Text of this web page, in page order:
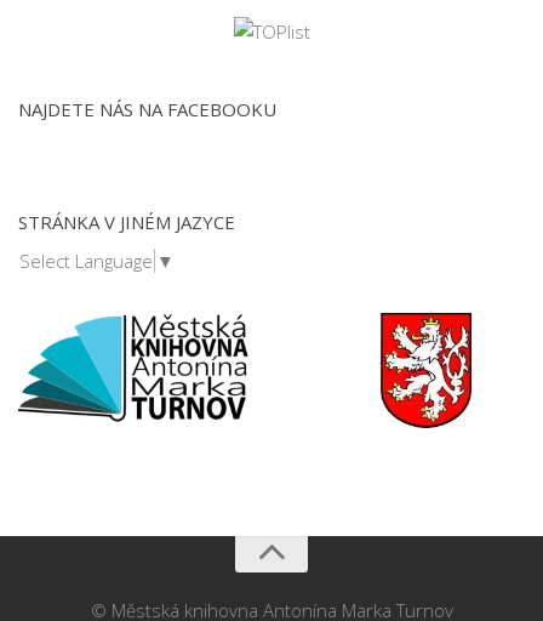
NAJDETE NÁS NA FACEBOOKU
STRÁNKA V JINÉM JAZYCE
Select Language ▼
© Městská knihovna Antonína Marka Turnov